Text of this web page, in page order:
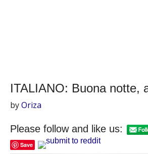
ITALIANO: Buona notte,
byOriza
Please follow and like us:
Save